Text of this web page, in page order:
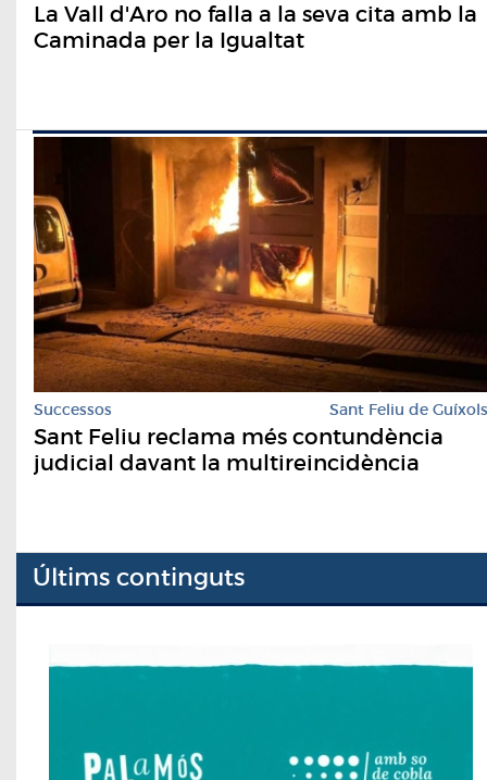
La Vall d'Aro no falla a la seva cita amb la
Caminada per la Igualtat
Successos Sant Feliu de Guíxols
Sant Feliu reclama més contundència
judicial davant la multireincidència
Últims continguts